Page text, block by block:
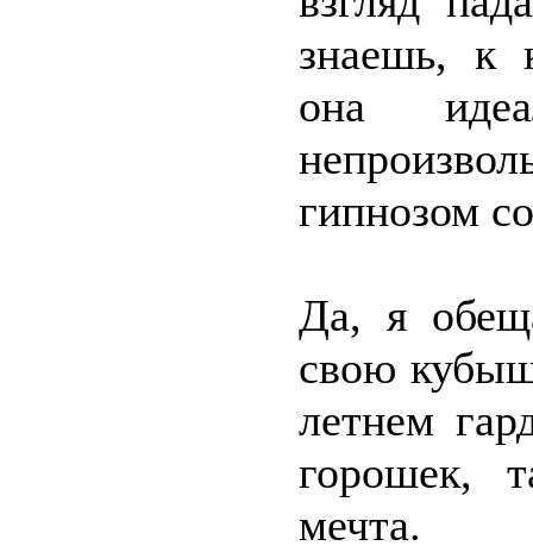
знаешь, к
она
гипнозом
Да, я
свою
летнем
горошек,
мечта.